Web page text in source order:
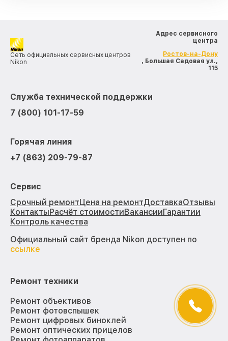
Сеть официальных сервисных центров
Nikon
Адрес сервисного
центра
Ростов-на-Дону
, Большая Садовая ул.,
115
Служба технической поддержки
7 (800) 101-17-59
Горячая линия
+7 (863) 209-79-87
Сервис
Срочный ремонтЦена на ремонтДоставкаОтзывы
КонтактыРасчёт стоимостиВакансииГарантии
Контроль качества
Официальный сайт бренда Nikon доступен по
ссылке
Ремонт техники
Ремонт объективов
Ремонт фотовспышек
Ремонт цифровых биноклей
Ремонт оптических прицелов